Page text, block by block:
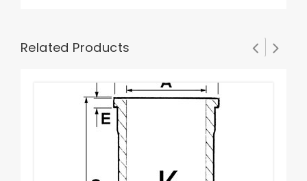
Related Products